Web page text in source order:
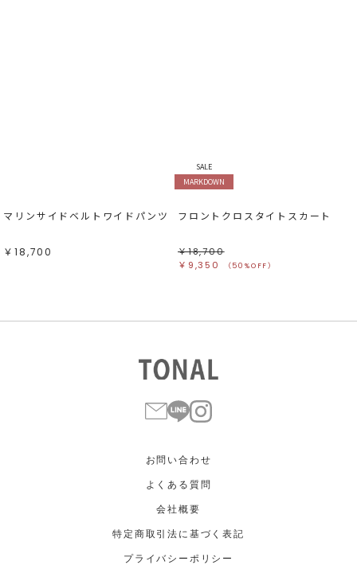
マリンサイドベルトワイドパンツ
￥18,700
SALE
MARKDOWN
フロントクロスタイトスカート
￥18,700
￥9,350
（50%OFF）
お問い合わせ
よくある質問
会社概要
特定商取引法に基づく表記
プライバシーポリシー